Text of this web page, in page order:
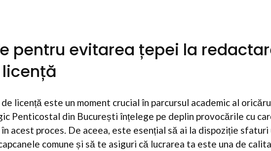
pentru evitarea țepei la
licență este un moment crucial în parcursul academic al
Penticostal din București înțelege pe deplin provocările cu
acest proces. De aceea, este esențial să ai la dispoziție
comune și să te asiguri că lucrarea ta este una de